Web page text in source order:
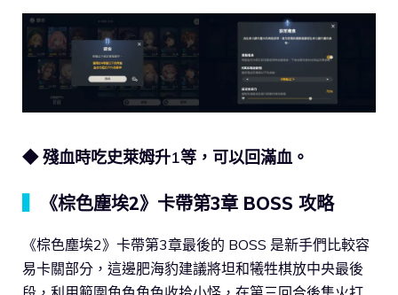
◆ 殘血時吃史萊姆升1等，可以回滿血。
《棕色塵埃2》卡帶第3章 BOSS 攻略
《棕色塵埃2》卡帶第3章最後的 BOSS 是新手們比較容
易卡關部分，這邊肥海豹建議將坦和犧牲棋放中央最後